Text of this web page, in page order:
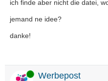
ich finde aber nicht die datei,
jemand ne idee?
danke!
Online Werbepost